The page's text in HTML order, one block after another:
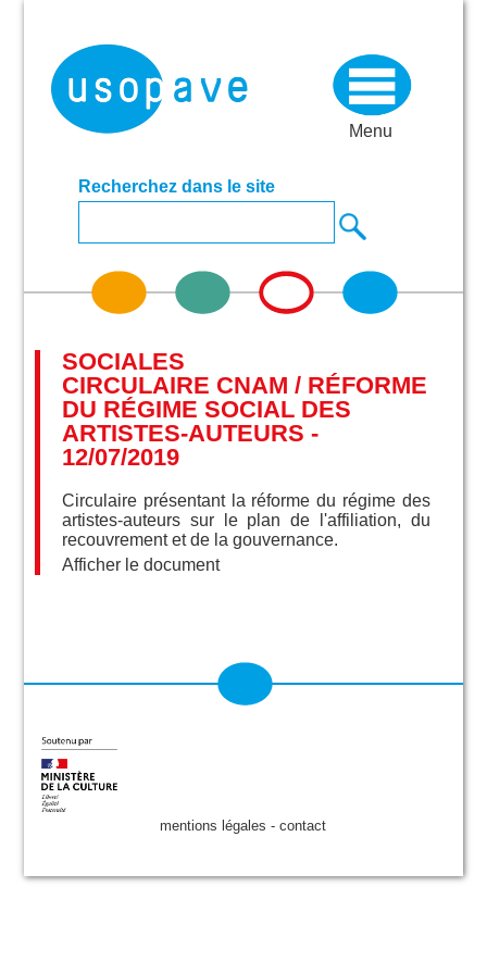
Menu
Recherchez dans le site
SOCIALES
CIRCULAIRE CNAM / RÉFORME
DU RÉGIME SOCIAL DES
ARTISTES-AUTEURS -
12/07/2019
Circulaire présentant la réforme du régime des
artistes-auteurs sur le plan de l'affiliation, du
recouvrement et de la gouvernance.
Afficher le document
mentions légales -contact